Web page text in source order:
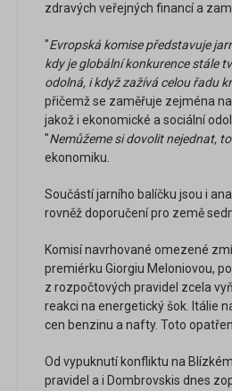
zdravých veřejných financí a
"Evropská komise představuje
kdy je globální konkurence stále
odolná, i když zažívá celou řadu
přičemž se zaměřuje zejména
jakož i ekonomické a sociální
"Nemůžeme si dovolit nejednat,
ekonomiku.
Součástí jarního balíčku jsou i
rovněž doporučení pro země
Komisí navrhované omezené
premiérku Giorgiu Meloniovou,
z rozpočtových pravidel zcela
reakci na energetický šok. Itálie
cen benzinu a nafty. Toto
Od vypuknutí konfliktu na
pravidel a i Dombrovskis dnes